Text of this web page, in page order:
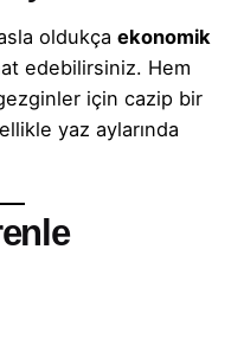
oldukça ekonomik
edebilirsiniz. Hem
için cazip bir
yaz aylarında